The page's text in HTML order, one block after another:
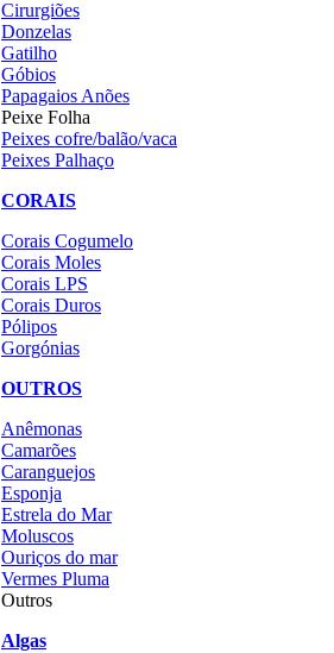
Cirurgiões
Donzelas
Gatilho
Góbios
Papagaios Anões
Peixe Folha
Peixes cofre/balão/vaca
Peixes Palhaço
CORAIS
Corais Cogumelo
Corais Moles
Corais LPS
Corais Duros
Pólipos
Gorgónias
OUTROS
Anêmonas
Camarões
Caranguejos
Esponja
Estrela do Mar
Moluscos
Ouriços do mar
Vermes Pluma
Outros
Algas